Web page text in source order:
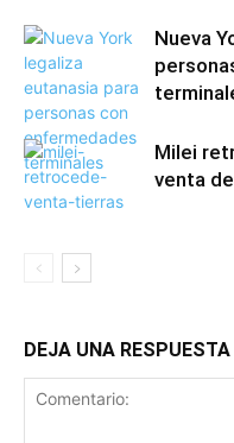
Nueva
Milei
venta
DEJA UNA RESPUESTA